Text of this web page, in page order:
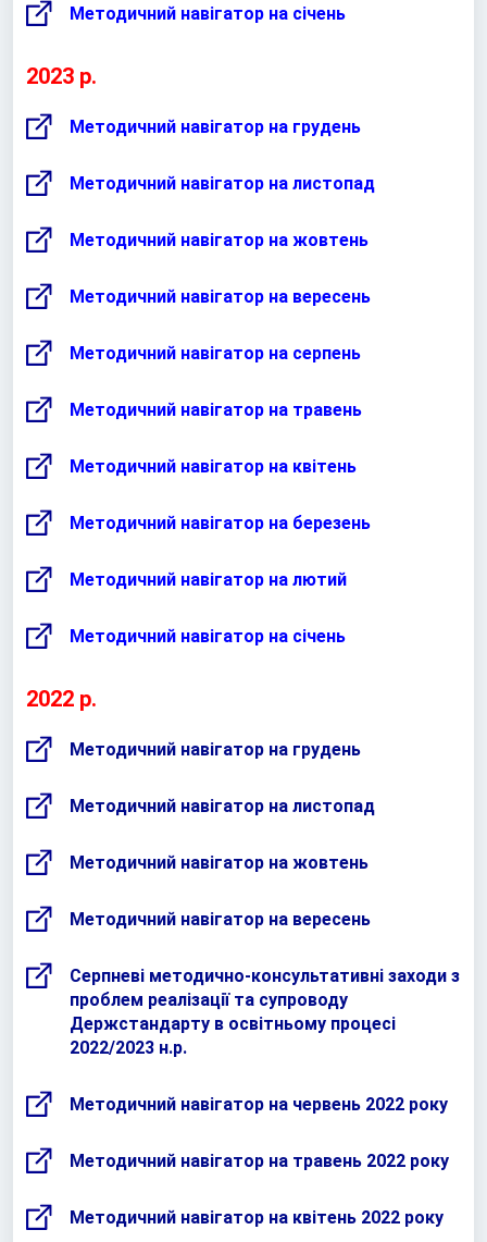
Методичний навігатор на січень
2023 р.
Методичний навігатор на грудень
Методичний навігатор на листопад
Методичний навігатор на жовтень
Методичний навігатор на вересень
Методичний навігатор на серпень
Методичний навігатор на травень
Методичний навігатор на квітень
Методичний навігатор на березень
Методичний навігатор на лютий
Методичний навігатор на січень
2022 р.
Методичний навігатор на грудень
Методичний навігатор на листопад
Методичний навігатор на жовтень
Методичний навігатор на вересень
Серпневі методично-консультативні заходи з
проблем реалізації та супроводу
Держстандарту в освітньому процесі
2022/2023 н.р.
Методичний навігатор на червень 2022 року
Методичний навігатор на травень 2022 року
Методичний навігатор на квітень 2022 року